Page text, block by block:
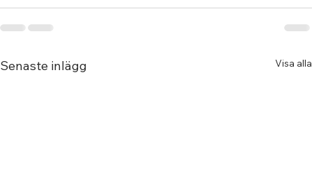
Senaste inlägg Visa alla